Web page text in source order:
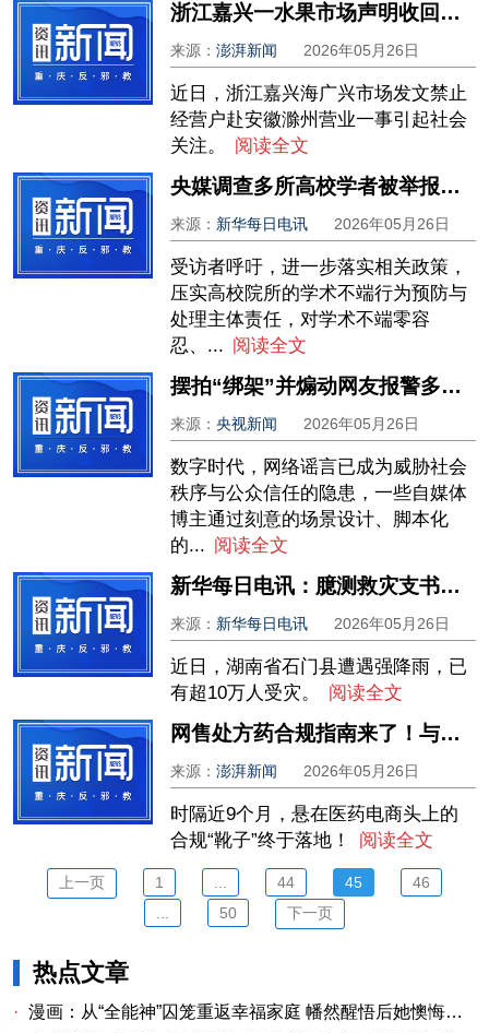
浙江嘉兴一水果市场声明收回争议通知，此前曾发文禁商户赴安徽滁州营业
来源：澎湃新闻 2026年05月26日
近日，浙江嘉兴海广兴市场发文禁止
经营户赴安徽滁州营业一事引起社会
关注。
阅读全文
央媒调查多所高校学者被举报涉学术不端：顶着耀眼头衔，论文数据荒诞粗糙
来源： 新华每日电讯 2026年05月26日
受访者呼吁，进一步落实相关政策，
压实高校院所的学术不端行为预防与
处理主体责任，对学术不端零容
忍、... 阅读全文
摆拍“绑架”并煽动网友报警多人被行拘，公安部公布5起案例
来源：央视新闻 2026年05月26日
数字时代，网络谣言已成为威胁社会
秩序与公众信任的隐患，一些自媒体
博主通过刻意的场景设计、脚本化
的... 阅读全文
新华每日电讯：臆测救灾支书的“金耳环”，不是监督是诛心
来源： 新华每日电讯 2026年05月26日
近日，湖南省石门县遭遇强降雨，已
有超10万人受灾。
阅读全文
网售处方药合规指南来了！与征求意见稿有哪些变化？影响多大
来源：澎湃新闻 2026年05月26日
时隔近9个月，悬在医药电商头上的
合规“靴子”终于落地！
阅读全文
上一页 1 44 45
46
50 下一页
热点文章
· 漫画：从“全能神”囚笼重返幸福家庭 幡然醒悟后她懊悔不已